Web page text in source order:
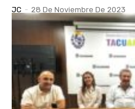
JC - 28 De Noviembre De 2023